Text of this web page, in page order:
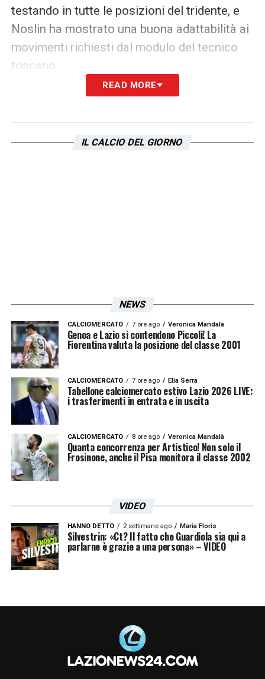
testando in tutte le posizioni del tridente, e
Noslin ha mostrato una buona adattabilità ai
movimenti richiesti dal modulo del tecnico
toscano.
Secondo indiscrezioni riportate da
la permanenza del giocatore, vedendo in lui
READ MORE
IL CALCIO DEL GIORNO
NEWS
CALCIOMERCATO 7 ore ago Veronica Mandalà
Genoa e Lazio si contendono Piccoli! La
Fiorentina valuta la posizione del classe 2001
CALCIOMERCATO 7 ore ago Elia Serra
Tabellone calciomercato estivo Lazio 2026 LIVE:
i trasferimenti in entrata e in uscita
CALCIOMERCATO 8 ore ago Veronica Mandalà
Quanta concorrenza per Artistico! Non solo il
Frosinone, anche il Pisa monitora il classe 2002
VIDEO
HANNO DETTO 2 settimane ago Maria Floris
Silvestrin: «Ct? Il fatto che Guardiola sia qui a
parlarne è grazie a una persona» – VIDEO